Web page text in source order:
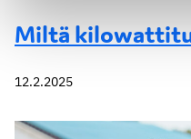
Miltä
12.2.2025